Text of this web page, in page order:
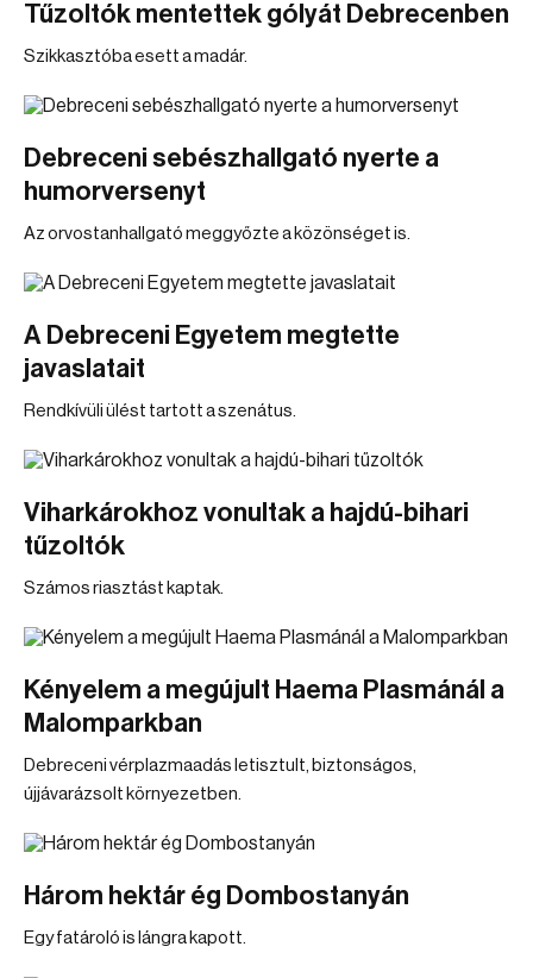
Tűzoltók mentettek gólyát Debrecenben
Szikkasztóba esett a madár.
Debreceni sebészhallgató nyerte a
humorversenyt
Az orvostanhallgató meggyőzte a közönséget is.
A Debreceni Egyetem megtette
javaslatait
Rendkívüli ülést tartott a szenátus.
Viharkárokhoz vonultak a hajdú-bihari
tűzoltók
Számos riasztást kaptak.
Kényelem a megújult Haema Plasmánál a
Malomparkban
Debreceni vérplazmaadás letisztult, biztonságos,
újjávarázsolt környezetben.
Három hektár ég Dombostanyán
Egy fatároló is lángra kapott.